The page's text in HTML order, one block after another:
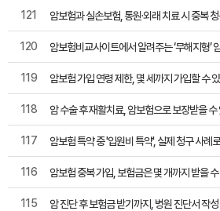
121 암보험과 실손보험, 통원·외래 치료 시 중복
120 암보험비교사이트에서 알려주는 ‘무해지형’
119 암보험 가입 연령 제한, 몇 세까지 가입할 수
118 암 수술 후 재활치료, 암보험으로 보장받을 수
117 암보험 특약 중 '입원비 특약', 실제 청구 사례
116 암보험 중복 가입, 보험금은 몇 개까지 받을
115
암 진단 후 보험금 받기까지, 병원 진단서 작